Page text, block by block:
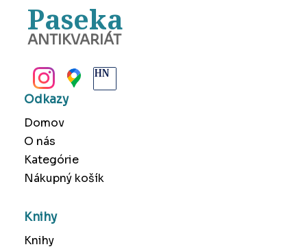
Paseka
ANTIKVARIÁT
Odkazy
Domov
O nás
Kategórie
Nákupný košík
Knihy
Knihy